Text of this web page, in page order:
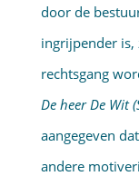
door de
ingrijpender is,
rechtsgang
De heer De Wit
aangegeven
andere